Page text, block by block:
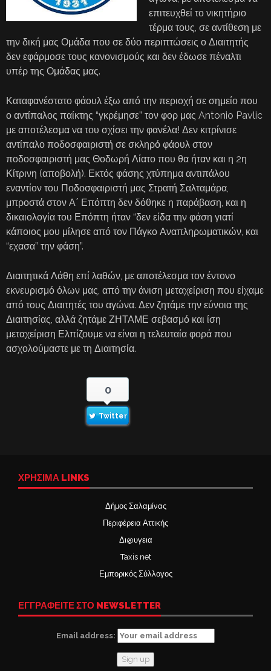
επιτευχθεί το νικητήριο
τέρμα τους, σε αντίθεση με
την δική μας Ομάδα που σε δύο περιπτώσεις ο Διαιτητής
δεν εφάρμοσε τους κανονισμούς και δεν έδωσε πέναλτι
υπέρ της Ομάδας μας.
Καταφανέστατο φάουλ έξω από την περιοχή σε σημείο που
ο αντίπαλος παίκτης “γκρέμησε” τον φορ μας Antonio Pavlic
με αποτέλεσμα να του σχίσει την φανέλα! Δεν κιτρίνισε
αντίπαλο ποδοσφαιριστή σε σκληρό φάουλ στον
ποδοσφαιριστή μας Θοδωρή Λίατο που θα ήταν και η 2η
Κίτρινη (αποβολή). Εκτός φάσης χτύπημα αντιπάλου
εναντίον του Ποδοσφαιριστή μας Στρατή Σαλταμάρα,
μπροστά στον Α΄ Επόπτη δεν δόθηκε η παράβαση, και η
δικαιολογία του Επόπτη ήταν “δεν είδα την φάση γιατί
κάποιος μου μίλησε από τον Πάγκο Αναπληρωματικών, και
“εχασα” την φάση”.
Διαιτητικά Λάθη επί λαθών, με αποτέλεσμα τον έντονο
εκνευρισμό όλων μας, από την άνιση μεταχείριση που είχαμε
από τους Διαιτητές του αγώνα. Δεν ζητάμε την εύνοια της
Διαιτησίας, αλλά ζητάμε ΖΗΤΑΜΕ σεβασμό και ίση
μεταχείριση Ελπίζουμε να είναι η τελευταία φορά που
ασχολούμαστε με τη Διαιτησία.
0
Twitter
ΧΡΉΣΙΜΑ LINKS
Δήμος Σαλαμίνας
Περιφέρεια Αττικής
Δι@υγεια
Taxis net
Εμπορικός Σύλλογος
ΕΓΓΡΑΦΕΙΤΕ ΣΤΟ NEWSLETTER
Email address: